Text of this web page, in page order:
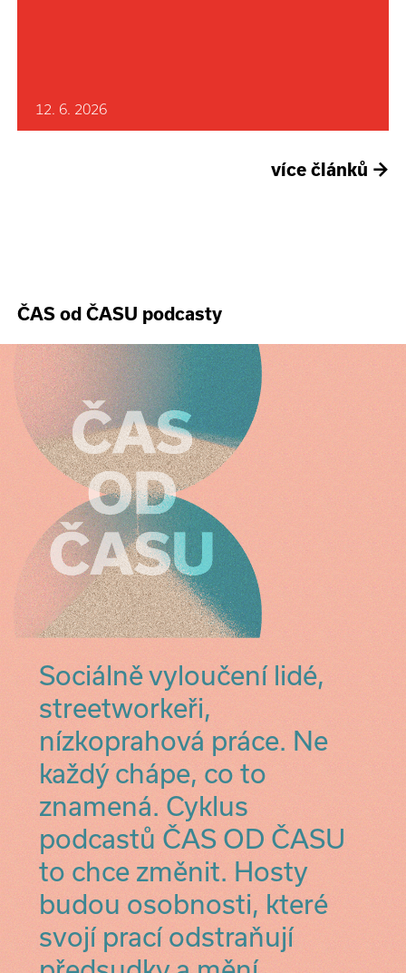
12. 6. 2026
více článků →
ČAS od ČASU podcasty
Sociálně vyloučení lidé,
streetworkeři,
nízkoprahová práce. Ne
každý chápe, co to
znamená. Cyklus
podcastů ČAS OD ČASU
to chce změnit. Hosty
budou osobnosti, které
svojí prací odstraňují